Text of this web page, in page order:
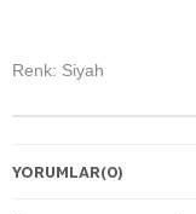
Renk: Siyah
YORUMLAR(0)